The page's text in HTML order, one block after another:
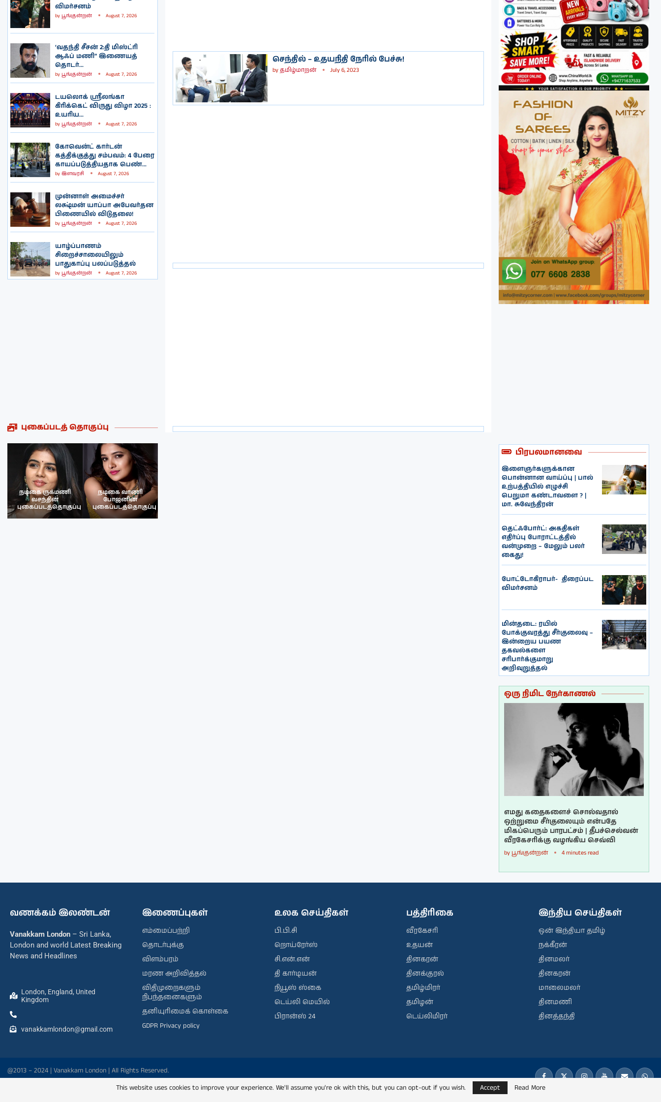
விமர்சனம்
by பூங்குன்றன் August 7, 2026
‘வதந்தி சீசன் 2:தி மிஸ்ட்ரி
ஆஃப் மணி” இணையத்
தொடர்...
by பூங்குன்றன் August 7, 2026
டயலொக் ஸ்ரீலங்கா
கிரிக்கெட் விருது விழா 2025 :
உயரிய...
by பூங்குன்றன் August 7, 2026
கோவென்ட் கார்டன்
கத்திக்குத்து சம்பவம்: 4 பேரை
காயப்படுத்தியதாக பெண்...
by இளவரசி August 7, 2026
முன்னாள் அமைச்சர்
லக்ஷ்மன் யாப்பா அபேவர்தன
பிணையில் விடுதலை!
by பூங்குன்றன் August 7, 2026
யாழ்ப்பாணம்
சிறைச்சாலையிலும்
பாதுகாப்பு பலப்படுத்தல்
by பூங்குன்றன் August 7, 2026
புகைப்படத் தொகுப்பு
நடிகை ருக்மணி
வசந்தின்
புகைப்படத்தொகுப்பு
நடிகை வாணி
போஜனின்
புகைப்படத்தொகுப்பு
செந்தில் – உதயநிதி நேரில் பேச்சு!
byதமிழ்மாறன் July 6, 2023
பிரபலமானவை
இளைஞர்களுக்கான
பொன்னான வாய்ப்பு | பால்
உற்பத்தியில் எழுச்சி
பெறுமா கண்டாவளை ? |
மா. சுவேந்திரன்
தெட்ஃபோர்ட்: அகதிகள்
எதிர்ப்பு போராட்டத்தில்
வன்முறை – மேலும் பலர்
கைது!
போட்டோகிராபர்- ‌ திரைப்பட
விமர்சனம்
மின்தடை: ரயில்
போக்குவரத்து சீர்குலைவு –
இன்றைய பயண
தகவல்களை
சரிபார்க்குமாறு
அறிவுறுத்தல்
ஒரு நிமிட நேர்காணல்
எமது கதைகளைச் சொல்வதால்
ஒற்றுமை சீர்குலையும் என்பதே
மிகப்பெரும் பாரபட்சம் | தீபச்செல்வன்
வீரகேசரிக்கு வழங்கிய செவ்வி
by பூங்குன்றன் 4 minutes read
வணக்கம் இலண்டன்
Vanakkam London – Sri Lanka,
London and world Latest Breaking
News and Headlines
London, England, United
Kingdom
vanakkamlondon@gmail.com
இணைப்புகள்
எம்மைப்பற்றி
தொடர்புக்கு
விளம்பரம்
மரண அறிவித்தல்
விதிமுறைகளும்
நிபந்தனைகளும்
தனியுரிமைக் கொள்கை
GDPR Privacy policy
உலக செய்திகள்
பி.பி.சி
றொய்ரேர்ஸ்
சி.என்.என்
தி கார்டியன்
நியூஸ் ஸ்கை
டெய்லி மெயில்
பிரான்ஸ் 24
பத்திரிகை
வீரகேசரி
உதயன்
தினகரன்
தினக்குரல்
தமிழ்மிரர்
தமிழன்
டெய்லிமிரர்
இந்திய செய்திகள்
ஒன் இந்தியா தமிழ்
நக்கீரன்
தினமலர்
தினகரன்
மாலைமலர்
தினமணி
தினத்தந்தி
@2013 – 2024 | Vanakkam London | All Rights Reserved.
This website uses cookies to improve your experience. We'll assume you're ok with this, but you can opt-out if you wish.
Accept Read More